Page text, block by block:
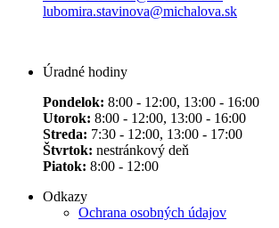
lubomira.stavinova@michalova.sk
Úradné hodiny
Pondelok: 8:00 - 12:00, 13:00 - 16:00
Utorok: 8:00 - 12:00, 13:00 - 16:00
Streda: 7:30 - 12:00, 13:00 - 17:00
Štvrtok: nestránkový deň
Piatok: 8:00 - 12:00
Odkazy
Ochrana osobných údajov